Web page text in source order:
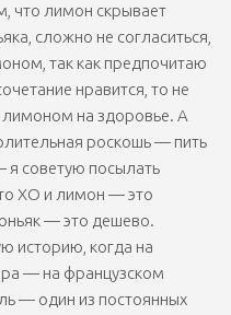
что лимон скрывает
сложно не согласиться,
так как предпочитаю
нравится, то не
лимоном на здоровье. А
роскошь — пить
я советую посылать
XO и лимон — это
— это дешево.
историю, когда на
— на французском
— один из постоянных